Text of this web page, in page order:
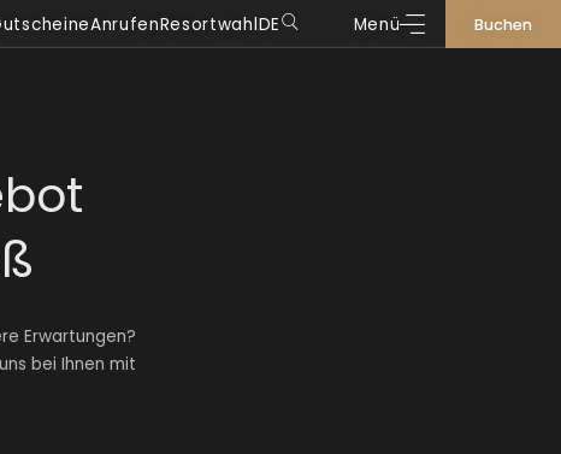
AnrufenResortwahlDE Menü Buchen
Erwartungen?
bei Ihnen mit